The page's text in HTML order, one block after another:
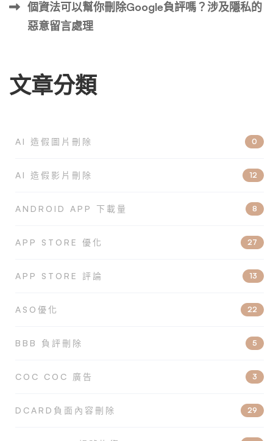
司的聲譽和財務狀況。 […] …
個資法可以幫你刪除Google負評嗎？涉及隱私的
惡意留言處理
文章分類
AI 造假圖片刪除 0
AI 造假影片刪除 12
ANDROID APP 下載量 8
APP STORE 優化 27
APP STORE 評論 13
ASO優化 22
BBB 負評刪除 5
COC COC 廣告 3
DCARD負面內容刪除 29